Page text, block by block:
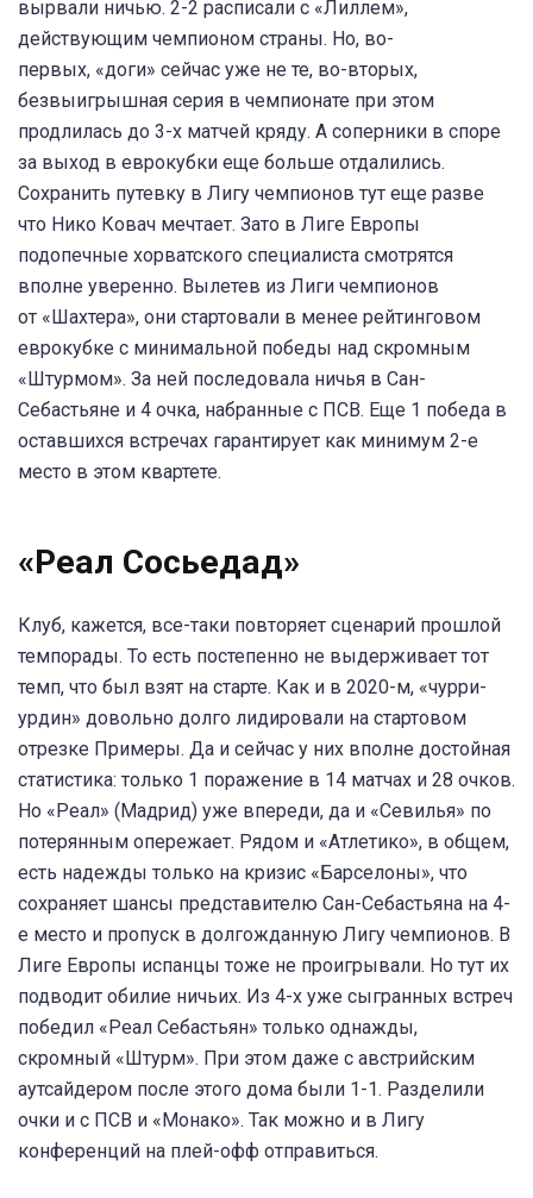
вырвали ничью. 2-2 расписали с «Лиллем»,
действующим чемпионом страны. Но, во-
первых, «доги» сейчас уже не те, во-вторых,
безвыигрышная серия в чемпионате при этом
продлилась до 3-х матчей кряду. А соперники в споре
за выход в еврокубки еще больше отдалились.
Сохранить путевку в Лигу чемпионов тут еще разве
что Нико Ковач мечтает. Зато в Лиге Европы
подопечные хорватского специалиста смотрятся
вполне уверенно. Вылетев из Лиги чемпионов
от «Шахтера», они стартовали в менее рейтинговом
еврокубке с минимальной победы над скромным
«Штурмом». За ней последовала ничья в Сан-
Себастьяне и 4 очка, набранные с ПСВ. Еще 1 победа в
оставшихся встречах гарантирует как минимум 2-е
место в этом квартете.
«Реал Сосьедад»
Клуб, кажется, все-таки повторяет сценарий прошлой
темпорады. То есть постепенно не выдерживает тот
темп, что был взят на старте. Как и в 2020-м, «чурри-
урдин» довольно долго лидировали на стартовом
отрезке Примеры. Да и сейчас у них вполне достойная
статистика: только 1 поражение в 14 матчах и 28 очков.
Но «Реал» (Мадрид) уже впереди, да и «Севилья» по
потерянным опережает. Рядом и «Атлетико», в общем,
есть надежды только на кризис «Барселоны», что
сохраняет шансы представителю Сан-Себастьяна на 4-
е место и пропуск в долгожданную Лигу чемпионов. В
Лиге Европы испанцы тоже не проигрывали. Но тут их
подводит обилие ничьих. Из 4-х уже сыгранных встреч
победил «Реал Себастьян» только однажды,
скромный «Штурм». При этом даже с австрийским
аутсайдером после этого дома были 1-1. Разделили
очки и с ПСВ и «Монако». Так можно и в Лигу
конференций на плей-офф отправиться.